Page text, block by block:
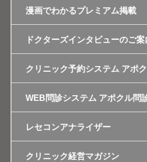
漫画でわかるプレミアム掲載
ドクターズインタビューのご案
クリニック予約システム アポ
WEB問診システム アポクル問
レセコンアナライザー
クリニック経営マガジン